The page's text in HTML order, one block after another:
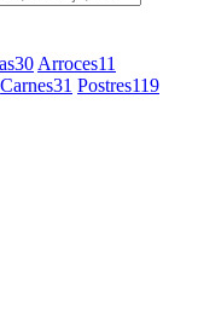
30 Arroces11
Carnes31 Postres119